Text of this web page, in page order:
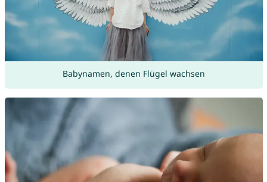
Babynamen, denen Flügel wachsen